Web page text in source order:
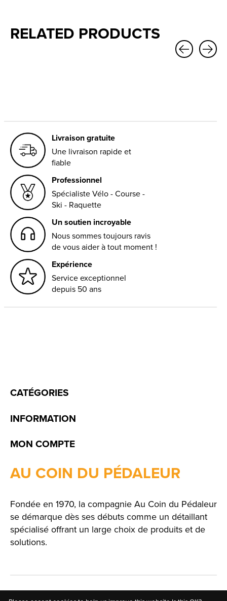
RELATED PRODUCTS
Livraison gratuite
Une livraison rapide et
fiable
Professionnel
Spécialiste Vélo - Course -
Ski - Raquette
Un soutien incroyable
Nous sommes toujours ravis
de vous aider à tout moment !
Expérience
Service exceptionnel
depuis 50 ans
CATÉGORIES
INFORMATION
MON COMPTE
AU COIN DU PÉDALEUR
Fondée en 1970, la compagnie Au Coin du Pédaleur
se démarque dès ses débuts comme un détaillant
spécialisé offrant un large choix de produits et de
solutions.